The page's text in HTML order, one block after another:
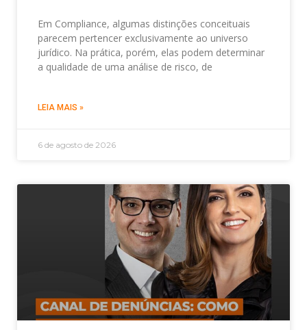
Em Compliance, algumas distinções conceituais
parecem pertencer exclusivamente ao universo
jurídico. Na prática, porém, elas podem determinar
a qualidade de uma análise de risco, de
LEIA MAIS »
6 de agosto de 2026